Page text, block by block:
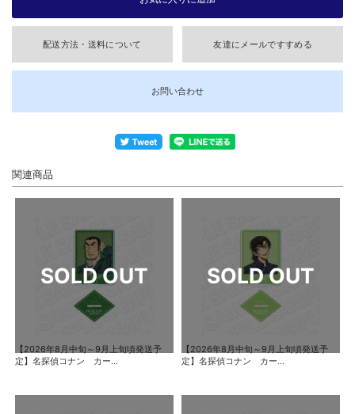
配送方法・送料について 友達にメールですすめる
お問い合わせ
関連商品
【2026年8月中旬～9月上旬頃発送予
定】名探偵コナン カー...
【2026年8月中旬～9月上旬頃発送予
定】名探偵コナン カー...